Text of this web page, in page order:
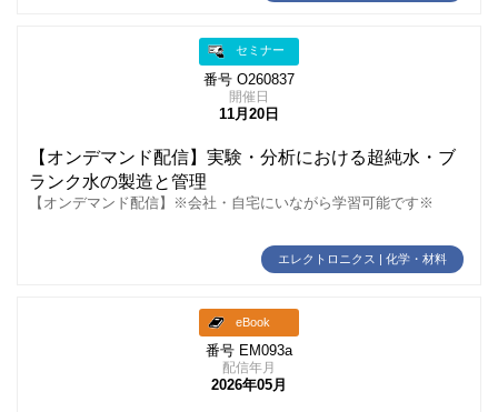
セミナー
番号 O260837
開催日
11月20日
【オンデマンド配信】実験・分析における超純水・ブ
ランク水の製造と管理
【オンデマンド配信】※会社・自宅にいながら学習可能です※
エレクトロニクス | 化学・材料
eBook
番号 EM093a
配信年月
2026年05月